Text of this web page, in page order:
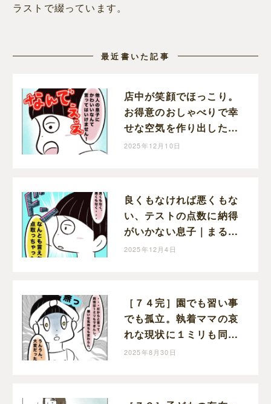
ラストで綴っています。
最近書いた記事
店中が笑顔でほっこり。
お得意のおしゃべりで幸
せな空気を作り出した息
子｜まるの育児絵日記
2025年12月10日
良くもなければ悪くもな
い、テストの点数に納得
がいかない息子｜まるの
育児絵日記
2025年12月4日
［７４完］園でも習い事
でも孤立。執着ママの哀
れな現状に１ミリも同情
できない。執着ママにロ
2025年8月30日